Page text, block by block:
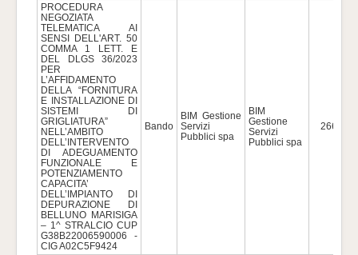
PROCEDURA
NEGOZIATA
TELEMATICA AI
SENSI DELL'ART. 50
COMMA 1 LETT. E
DEL DLGS 36/2023
PER
L’AFFIDAMENTO
DELLA “FORNITURA
E INSTALLAZIONE DI
SISTEMI DI
GRIGLIATURA”
NELL’AMBITO
DELL’INTERVENTO
DI ADEGUAMENTO
FUNZIONALE E
POTENZIAMENTO
CAPACITA’
DELL’IMPIANTO DI
DEPURAZIONE DI
BELLUNO MARISIGA
– 1^ STRALCIO CUP
G38B22006590006 -
CIG A02C5F9424
Bando
BIM Gestione
Servizi
Pubblici spa
BIM
Gestione
Servizi
Pubblici spa